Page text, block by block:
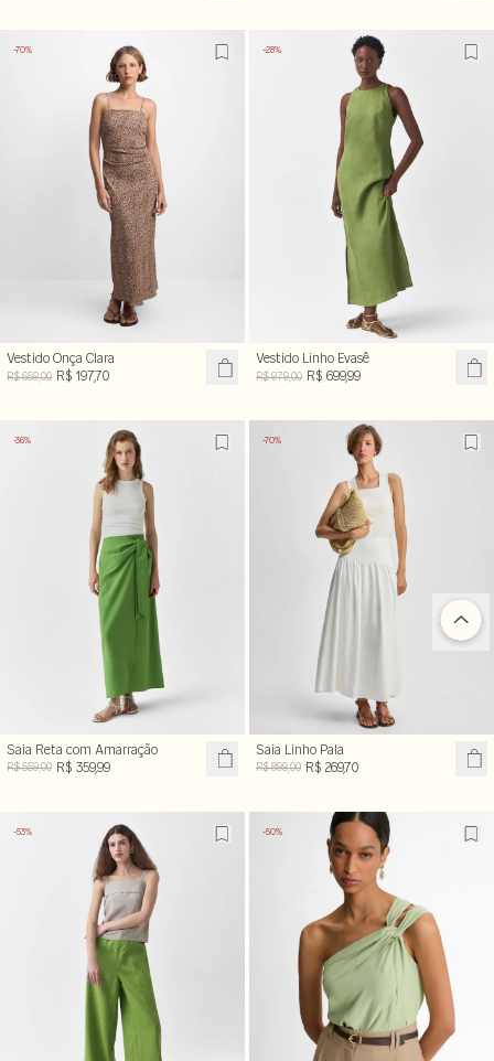
-70%
Vestido Onça Clara
R$ 659,00 R$ 197,70
-28%
Vestido Linho Evasê
R$ 979,00 R$ 699,99
-36%
Saia Reta com Amarração
R$ 559,00 R$ 359,99
-70%
Saia Linho Pala
R$ 899,00 R$ 269,70
-53% -50%